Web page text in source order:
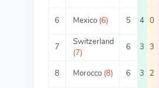
6
Mexico (6) 5 4 0
7
Switzerland
(7)
6 3 3
8
Morocco (8) 6 3 2